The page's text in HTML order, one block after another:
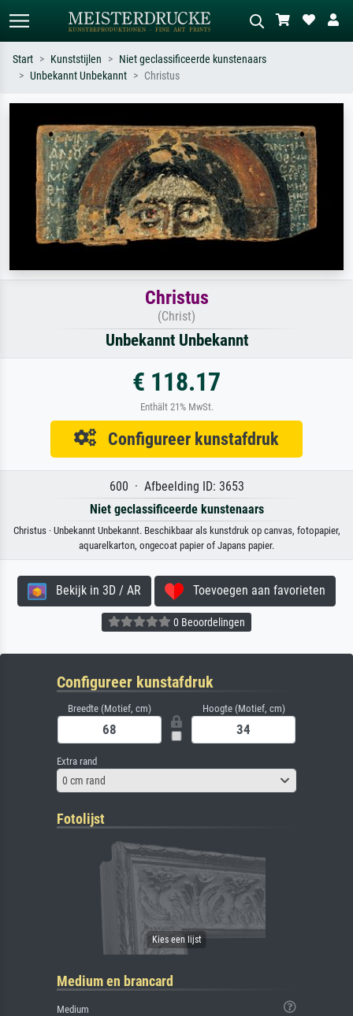
Monet, Sterrennacht, impressionisme,
Hokusai-golf, naakt.
weide, abstract met veel rood, donker
olieverfschilderij, staand naakt naast
een boom.
Start Kunststijlen
Niet geclassificeerde kunstenaars
Unbekannt Unbekannt
Christus
Christus
(Christ)
Unbekannt Unbekannt
€ 118.17
Enthält 21% MwSt.
Configureer kunstafdruk
600 · Afbeelding ID: 3653
Niet geclassificeerde kunstenaars
Christus · Unbekannt Unbekannt. Beschikbaar als kunstdruk op canvas, fotopapier,
aquarelkarton, ongecoat papier of Japans papier.
Bekijk in 3D / AR Toevoegen aan favorieten
0 Beoordelingen
Configureer kunstafdruk
Breedte (Motief, cm) Hoogte (Motief, cm)
Extra rand
0 cm rand
Fotolijst
Medium en brancard
Medium